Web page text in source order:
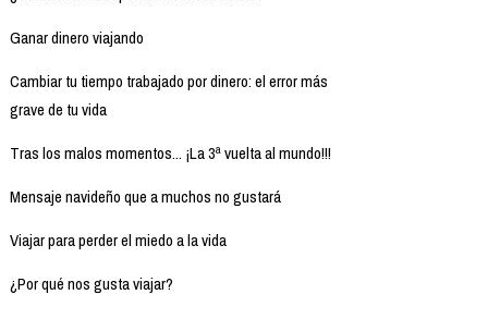
Ganar dinero viajando
Cambiar tu tiempo trabajado por dinero: el error más
grave de tu vida
Tras los malos momentos... ¡La 3ª vuelta al mundo!!!
Mensaje navideño que a muchos no gustará
Viajar para perder el miedo a la vida
¿Por qué nos gusta viajar?